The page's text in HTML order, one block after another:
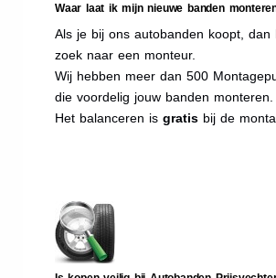
Waar laat ik mijn nieuwe banden
Als je bij ons autobanden koopt,
zoek naar een monteur.
Wij hebben meer dan 500
die voordelig jouw banden monteren.
Het balanceren is gratis bij de